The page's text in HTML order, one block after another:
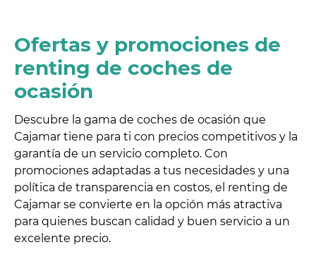
Ofertas y promociones de
renting de coches de
ocasión
Descubre la gama de coches de ocasión que
Cajamar tiene para ti con precios competitivos y la
garantía de un servicio completo. Con
promociones adaptadas a tus necesidades y una
política de transparencia en costos, el renting de
Cajamar se convierte en la opción más atractiva
para quienes buscan calidad y buen servicio a un
excelente precio.